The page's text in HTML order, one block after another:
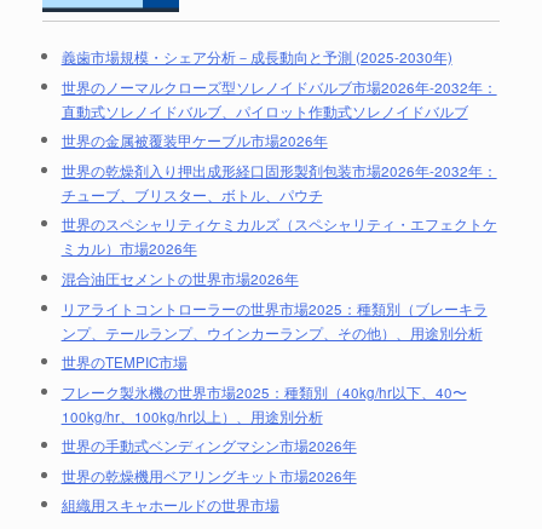
義歯市場規模・シェア分析－成長動向と予測 (2025-2030年)
世界のノーマルクローズ型ソレノイドバルブ市場2026年-2032年：
直動式ソレノイドバルブ、パイロット作動式ソレノイドバルブ
世界の金属被覆装甲ケーブル市場2026年
世界の乾燥剤入り押出成形経口固形製剤包装市場2026年-2032年：
チューブ、ブリスター、ボトル、パウチ
世界のスペシャリティケミカルズ（スペシャリティ・エフェクトケ
ミカル）市場2026年
混合油圧セメントの世界市場2026年
リアライトコントローラーの世界市場2025：種類別（ブレーキラ
ンプ、テールランプ、ウインカーランプ、その他）、用途別分析
世界のTEMPIC市場
フレーク製氷機の世界市場2025：種類別（40kg/hr以下、40〜
100kg/hr、100kg/hr以上）、用途別分析
世界の手動式ベンディングマシン市場2026年
世界の乾燥機用ベアリングキット市場2026年
組織用スキャホールドの世界市場